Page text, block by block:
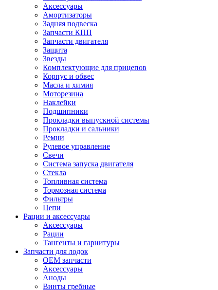
Аксессуары
Амортизаторы
Задняя подвеска
Запчасти КПП
Запчасти двигателя
Защита
Звезды
Комплектующие для прицепов
Корпус и обвес
Масла и химия
Моторезина
Наклейки
Подшипники
Прокладки выпускной системы
Прокладки и сальники
Ремни
Рулевое управление
Свечи
Система запуска двигателя
Стекла
Топливная система
Тормозная система
Фильтры
Цепи
Рации и аксессуары
Аксессуары
Рации
Тангенты и гарнитуры
Запчасти для лодок
OEM запчасти
Аксессуары
Аноды
Винты гребные